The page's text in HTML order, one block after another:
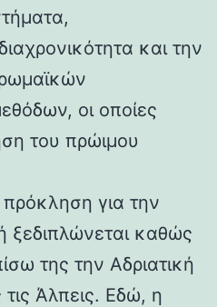
και την
οι οποίες
του πρώιμου
για την
ξεδιπλώνεται καθώς
της την Αδριατική
τις Άλπεις. Εδώ, η